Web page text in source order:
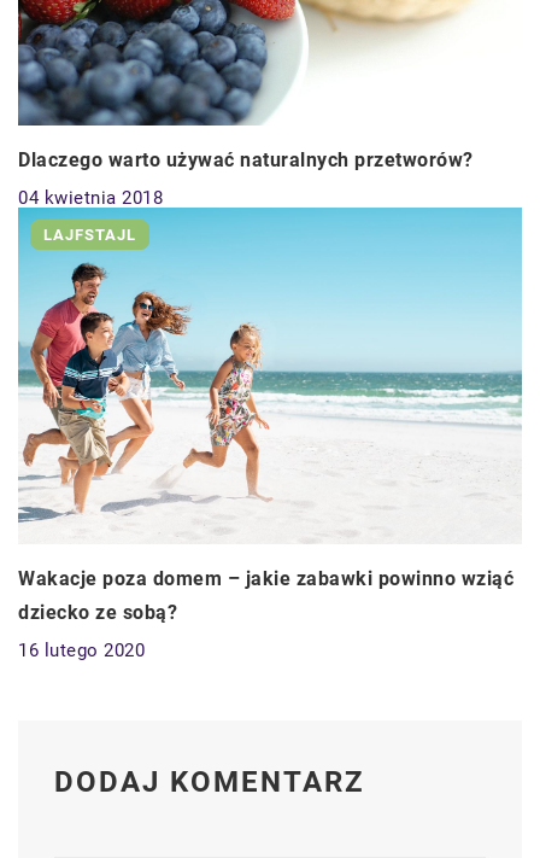
Dlaczego warto używać naturalnych przetworów?
04 kwietnia 2018
LAJFSTAJL
Wakacje poza domem – jakie zabawki powinno wziąć
dziecko ze sobą?
16 lutego 2020
DODAJ KOMENTARZ